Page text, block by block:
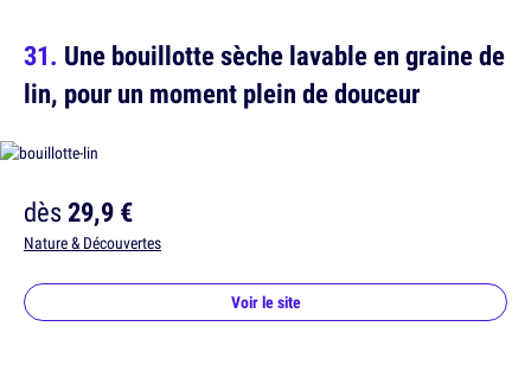
Une bouillotte sèche lavable en graine de
lin, pour un moment plein de douceur
dès29,9 €
Nature & Découvertes
Voir le site